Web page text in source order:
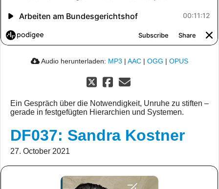
Audio herunterladen: MP3 | AAC | OGG | OPUS
Ein Gespräch über die Notwendigkeit, Unruhe zu stiften –
gerade in festgefügten Hierarchien und Systemen.
DF037: Sandra Kostner
27. October 2021